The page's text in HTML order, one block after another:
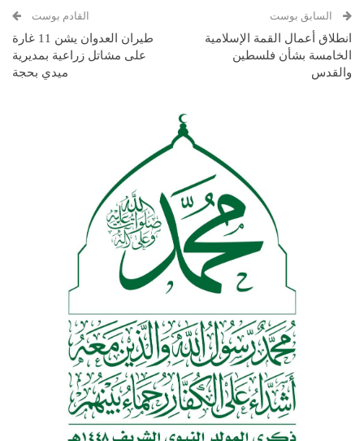
السابق بوست
انطلاق أعمال القمة الإسلامية
الخامسة بشأن فلسطين
والقدس
القادم بوست
طيران العدوان يشن 11 غارة
على مشاتل زراعية بمديرية
ميدي بحجة